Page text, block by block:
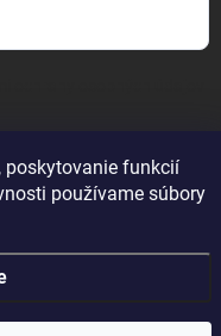
poskytovanie funkcií
používame súbory